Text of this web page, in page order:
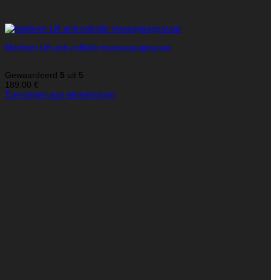
Medivon Lift anti-cellulite massageapparaat
Gewaardeerd 5 uit 5
189.00 €
Toevoegen aan winkelwagen